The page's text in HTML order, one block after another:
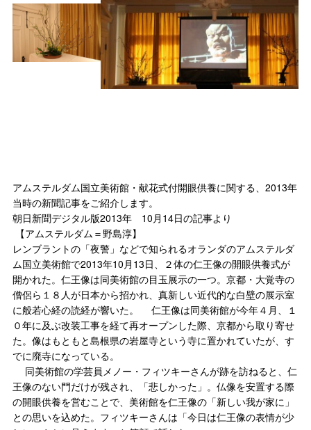
アムステルダム国立美術館・献花式付開眼供養に関する、2013年
当時の新聞記事をご紹介します。
朝日新聞デジタル版2013年 10月14日の記事より
【アムステルダム＝野島淳】
レンブラントの「夜警」などで知られるオランダのアムステルダ
ム国立美術館で2013年10月13日、２体の仁王像の開眼供養式が
開かれた。仁王像は同美術館の目玉展示の一つ。京都・大覚寺の
僧侶ら１８人が日本から招かれ、真新しい近代的な白壁の展示室
に般若心経の読経が響いた。 仁王像は同美術館が今年４月、１
０年に及ぶ改装工事を経て再オープンした際、京都から取り寄せ
た。像はもともと島根県の岩屋寺という寺に置かれていたが、す
でに廃寺になっている。
同美術館の学芸員メノー・フィツキーさんが跡を訪ねると、仁
王像のない門だけが残され、「悲しかった」。仏像を安置する際
の開眼供養を営むことで、美術館を仁王像の「新しい我が家に」
との思いを込めた。フィツキーさんは「今日は仁王像の表情が少